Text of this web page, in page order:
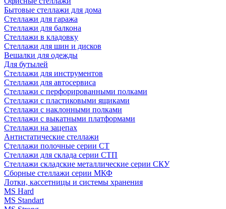
Бытовые стеллажи для дома
Стеллажи для гаража
Стеллажи для балкона
Стеллажи в кладовку
Стеллажи для шин и дисков
Вешалки для одежды
Для бутылей
Стеллажи для инструментов
Стеллажи для автосервиса
Стеллажи с перфорированными полками
Стеллажи с пластиковыми ящиками
Стеллажи с наклонными полками
Стеллажи с выкатными платформами
Стеллажи на зацепах
Антистатические стеллажи
Стеллажи полочные серии СТ
Стеллажи для склада серии СТП
Стеллажи складские металлические серии СКУ
Сборные стеллажи серии МКФ
Лотки, кассетницы и системы хранения
MS Hard
MS Standart